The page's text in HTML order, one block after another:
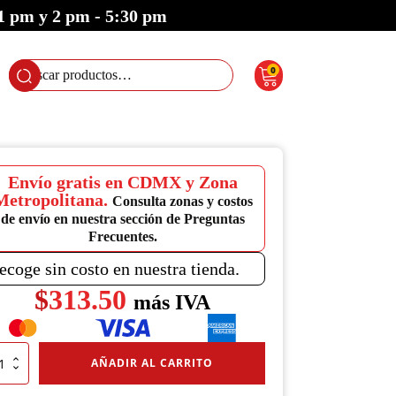
pm y 2 pm - 5:30 pm
Buscar
por:
0
Envío gratis en CDMX y Zona
Consulta zonas y costos
de envío en nuestra sección de Preguntas
Frecuentes.
sin costo en nuestra tienda.
$313.50 más IVA
AÑADIR AL CARRITO